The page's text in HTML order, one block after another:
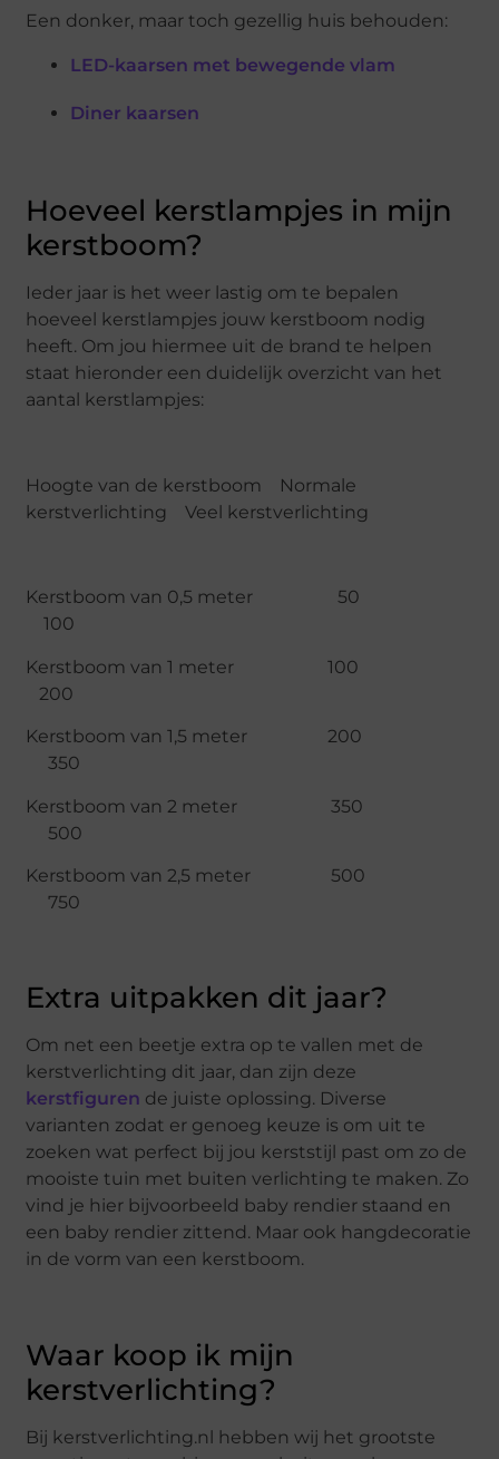
Een donker, maar toch gezellig huis behouden:
LED-kaarsen met bewegende vlam
Diner kaarsen
Hoeveel kerstlampjes in mijn
kerstboom?
Ieder jaar is het weer lastig om te bepalen
hoeveel kerstlampjes jouw kerstboom nodig
heeft. Om jou hiermee uit de brand te helpen
staat hieronder een duidelijk overzicht van het
aantal kerstlampjes:
Hoogte van de kerstboom Normale
kerstverlichting Veel kerstverlichting
Kerstboom van 0,5 meter 50
100
Kerstboom van 1 meter 100
200
Kerstboom van 1,5 meter 200
350
Kerstboom van 2 meter 350
500
Kerstboom van 2,5 meter 500
750
Extra uitpakken dit jaar?
Om net een beetje extra op te vallen met de
kerstverlichting dit jaar, dan zijn deze
kerstfiguren de juiste oplossing. Diverse
varianten zodat er genoeg keuze is om uit te
zoeken wat perfect bij jou kerststijl past om zo de
mooiste tuin met buiten verlichting te maken. Zo
vind je hier bijvoorbeeld baby rendier staand en
een baby rendier zittend. Maar ook hangdecoratie
in de vorm van een kerstboom.
Waar koop ik mijn
kerstverlichting?
Bij kerstverlichting.nl hebben wij het grootste